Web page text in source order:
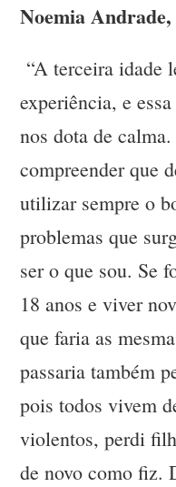
Noemia Andrade,
“A terceira idade
experiência, e
nos dota de
compreender que
utilizar sempre o
problemas que
ser o que sou. Se
18 anos e viver
que faria as
passaria também
pois todos vivem
violentos, perdi
de novo como fiz.